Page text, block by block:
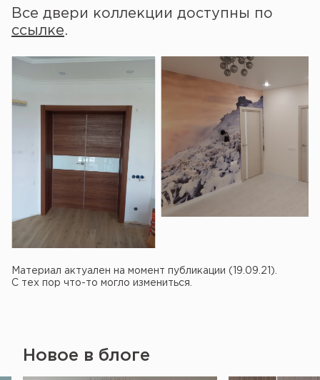
Все двери коллекции доступны по
ссылке.
Материал актуален на момент публикации (19.09.21).
С тех пор что-то могло измениться.
Новое в блоге